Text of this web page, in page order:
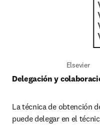
Elsevier
Delegación y
La técnica de obtención
puede delegar en el